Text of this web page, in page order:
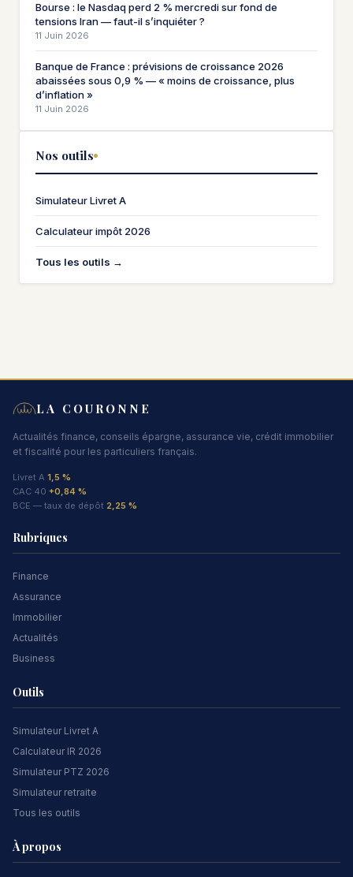
Bourse : le Nasdaq perd 2 % mercredi sur fond de
tensions Iran — faut-il s’inquiéter ?
11 Juin 2026
Banque de France : prévisions de croissance 2026
abaissées sous 0,9 % — « moins de croissance, plus
d’inflation »
11 Juin 2026
Nos outils
Simulateur Livret A
Calculateur impôt 2026
Tous les outils →
LA COURONNE
Actualités finance, conseils épargne, assurance vie, crédit immobilier
et fiscalité pour les particuliers français.
Livret A 1,5 %
CAC 40 +0,84 %
BCE — taux de dépôt 2,25 %
Rubriques
Finance
Assurance
Immobilier
Actualités
Business
Outils
Simulateur Livret A
Calculateur IR 2026
Simulateur PTZ 2026
Simulateur retraite
Tous les outils
À propos